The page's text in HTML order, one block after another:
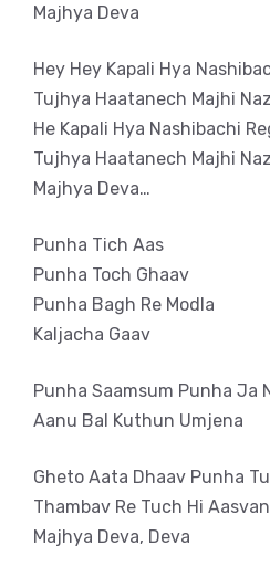
Majhya Deva
Hey Hey Kapali Hya
Tujhya Haatanech Majhi
He Kapali Hya Nashibachi
Tujhya Haatanech Majhi
Majhya Deva…
Punha Tich Aas
Punha Toch Ghaav
Punha Bagh Re Modla
Kaljacha Gaav
Punha Saamsum Punha Ja
Aanu Bal Kuthun Umjena
Gheto Aata Dhaav Punha
Thambav Re Tuch Hi
Majhya Deva, Deva